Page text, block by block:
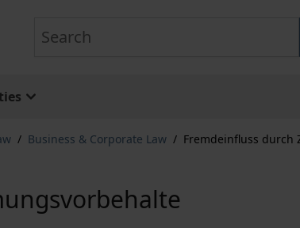
/ Business & Corporate Law / Fremdeinfluss durch